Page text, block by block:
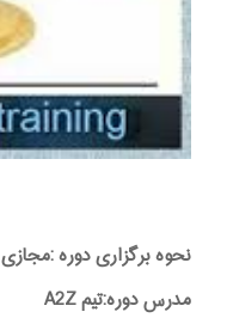
نحوه برگزاری دوره :مجازی
مدرس دوره:تیم A2Z